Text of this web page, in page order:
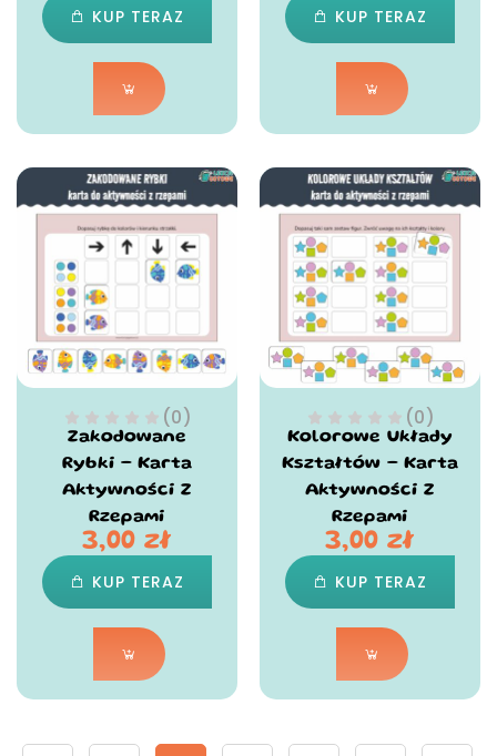
KUP TERAZ KUP TERAZ
(0)
Zakodowane
Rybki – Karta
Aktywności Z
Rzepami
3,00zł
KUP TERAZ
(0)
Kolorowe Układy
Kształtów – Karta
Aktywności Z
Rzepami
3,00zł
KUP TERAZ